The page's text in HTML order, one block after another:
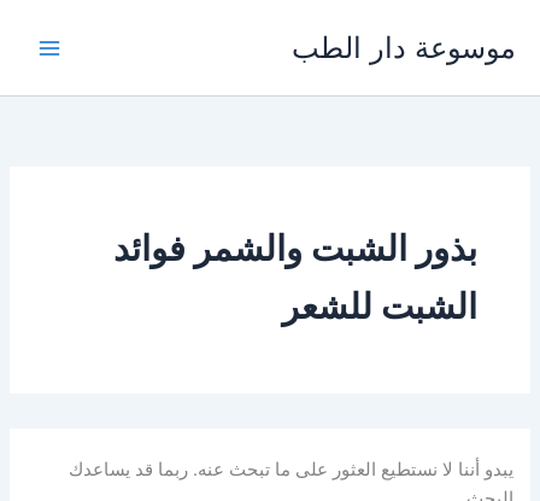
المحتوى
موسوعة دار الطب
بذور الشبت والشمر فوائد
الشبت للشعر
يبدو أننا لا نستطيع العثور على ما تبحث عنه. ربما قد يساعدك